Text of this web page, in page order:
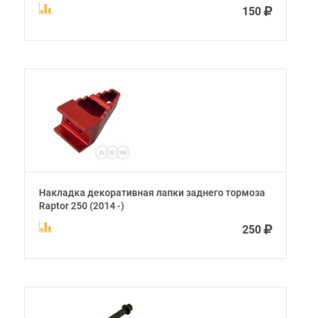
150
Накладка декоративная лапки заднего тормоза
Raptor 250 (2014 -)
250